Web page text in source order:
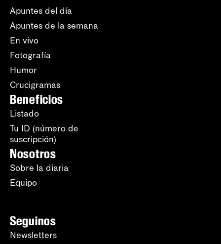
Apuntes del día
Apuntes de la semana
En vivo
Fotografía
Humor
Crucigramas
Beneficios
Listado
Tu ID (número de
suscripción)
Nosotros
Sobre la diaria
Equipo
Seguinos
Newsletters